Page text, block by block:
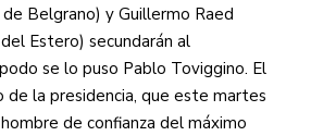
Belgrano) y Guillermo Raed
Estero) secundarán al
se lo puso Pablo Toviggino. El
la presidencia, que este martes
de confianza del máximo